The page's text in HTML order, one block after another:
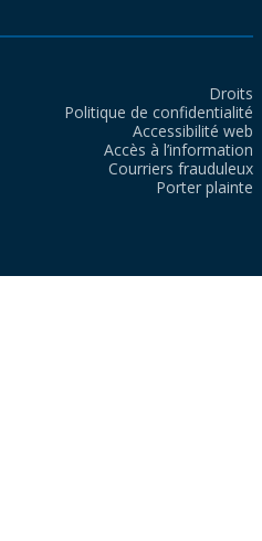
Droits
Politique de confidentialité
Accessibilité web
Accès à l’information
Courriers frauduleux
Porter plainte